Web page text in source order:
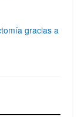
gracias a